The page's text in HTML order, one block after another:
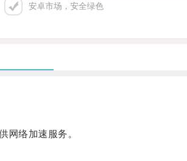
安卓市场，安全绿色
络加速服务。